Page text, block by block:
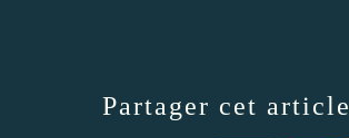
Partager cet article